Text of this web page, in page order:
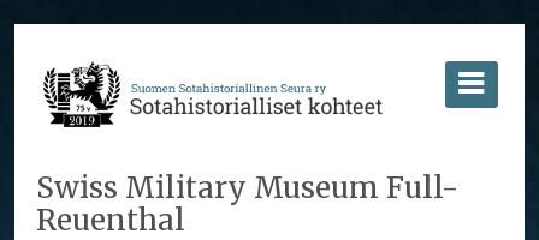
Swiss Military Museum Full-
Reuenthal